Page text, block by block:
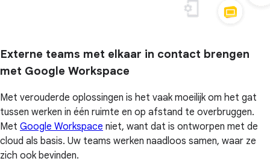
Externe teams met elkaar in contact brengen
met Google Workspace
Met verouderde oplossingen is het vaak moeilijk om het gat
tussen werken in één ruimte en op afstand te overbruggen.
Met Google Workspace niet, want dat is ontworpen met de
cloud als basis. Uw teams werken naadloos samen, waar ze
zich ook bevinden.